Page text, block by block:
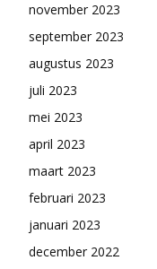
november 2023
september 2023
augustus 2023
juli 2023
mei 2023
april 2023
maart 2023
februari 2023
januari 2023
december 2022